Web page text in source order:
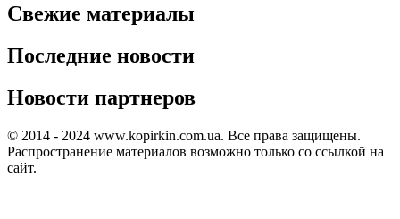
Свежие материалы
Последние новости
Новости партнеров
© 2014 - 2024 www.kopirkin.com.ua. Все права защищены.
Распространение материалов возможно только со ссылкой на
сайт.